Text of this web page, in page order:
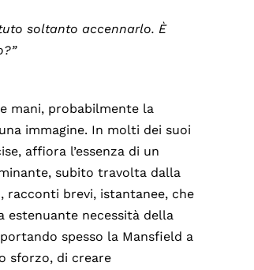
soltanto accennarlo. È
mani, probabilmente la
immagine. In molti dei suoi
affiora l’essenza di un
subito travolta dalla
racconti brevi, istantanee, che
estenuante necessità della
spesso la Mansfield a
sforzo, di creare